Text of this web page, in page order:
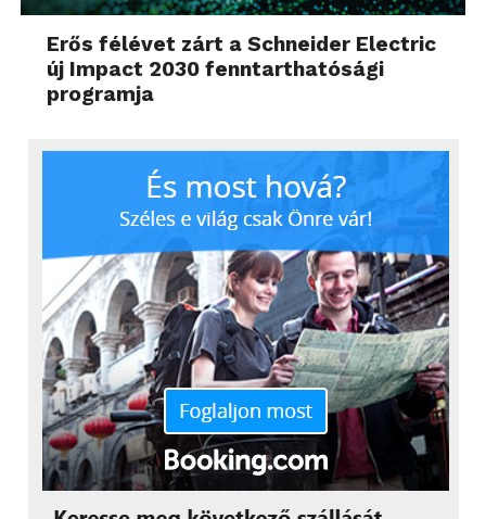
Erős félévet zárt a Schneider Electric
új Impact 2030 fenntarthatósági
programja